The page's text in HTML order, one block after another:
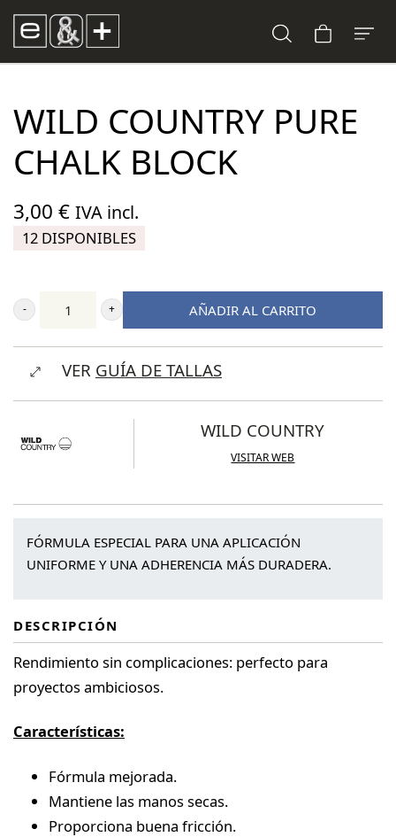
WILD COUNTRY PURE
CHALK BLOCK
3,00 € IVA incl.
12 DISPONIBLES
Wild
Country
Pure
cantidad
AÑADIR AL CARRITO
VER GUÍA DE TALLAS
WILD COUNTRY
VISITAR WEB
FÓRMULA ESPECIAL PARA UNA APLICACIÓN
UNIFORME Y UNA ADHERENCIA MÁS DURADERA.
DESCRIPCIÓN
Rendimiento sin complicaciones: perfecto para
proyectos ambiciosos.
Características:
Fórmula mejorada.
Mantiene las manos secas.
Proporciona buena fricción.